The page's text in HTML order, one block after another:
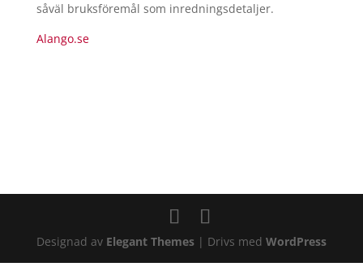
såväl bruksföremål som inredningsdetaljer.
Alango.se
Designad av Elegant Themes| Drivs med WordPress